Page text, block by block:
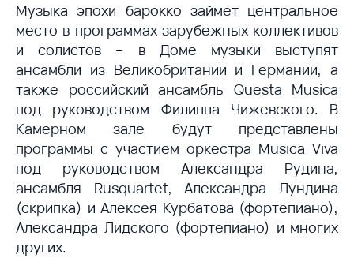
Музыка эпохи барокко займет центральное
место в программах зарубежных коллективов
и солистов – в Доме музыки выступят
ансамбли из Великобритании и Германии, а
также российский ансамбль Questa Musica
под руководством Филиппа Чижевского. В
Камерном зале будут представлены
программы с участием оркестра Musica Viva
под руководством Александра Рудина,
ансамбля Rusquartet, Александра Лундина
(скрипка) и Алексея Курбатова (фортепиано),
Александра Лидского (фортепиано) и многих
других.